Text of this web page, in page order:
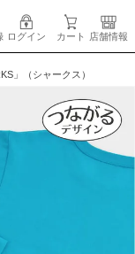
ログイン カート 店舗情報
」（シャークス）